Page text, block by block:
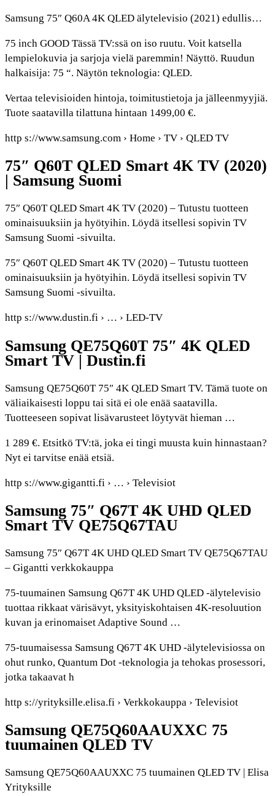
Samsung 75″ Q60A 4K QLED älytelevisio (2021) edullis…
75 inch GOOD Tässä TV:ssä on iso ruutu. Voit katsella
lempielokuvia ja sarjoja vielä paremmin! Näyttö. Ruudun
halkaisija: 75 “. Näytön teknologia: QLED.
Vertaa televisioiden hintoja, toimitustietoja ja jälleenmyyjiä.
Tuote saatavilla tilattuna hintaan 1499,00 €.
http s://www.samsung.com › Home › TV › QLED TV
75″ Q60T QLED Smart 4K TV (2020)
| Samsung Suomi
75″ Q60T QLED Smart 4K TV (2020) – Tutustu tuotteen
ominaisuuksiin ja hyötyihin. Löydä itsellesi sopivin TV
Samsung Suomi -sivuilta.
75″ Q60T QLED Smart 4K TV (2020) – Tutustu tuotteen
ominaisuuksiin ja hyötyihin. Löydä itsellesi sopivin TV
Samsung Suomi -sivuilta.
http s://www.dustin.fi › … › LED-TV
Samsung QE75Q60T 75″ 4K QLED
Smart TV | Dustin.fi
Samsung QE75Q60T 75″ 4K QLED Smart TV. Tämä tuote on
väliaikaisesti loppu tai sitä ei ole enää saatavilla.
Tuotteeseen sopivat lisävarusteet löytyvät hieman …
1 289 €. Etsitkö TV:tä, joka ei tingi muusta kuin hinnastaan?
Nyt ei tarvitse enää etsiä.
http s://www.gigantti.fi › … › Televisiot
Samsung 75″ Q67T 4K UHD QLED
Smart TV QE75Q67TAU
Samsung 75″ Q67T 4K UHD QLED Smart TV QE75Q67TAU
– Gigantti verkkokauppa
75-tuumainen Samsung Q67T 4K UHD QLED -älytelevisio
tuottaa rikkaat värisävyt, yksityiskohtaisen 4K-resoluution
kuvan ja erinomaiset Adaptive Sound …
75-tuumaisessa Samsung Q67T 4K UHD -älytelevisiossa on
ohut runko, Quantum Dot -teknologia ja tehokas prosessori,
jotka takaavat h
http s://yrityksille.elisa.fi › Verkkokauppa › Televisiot
Samsung QE75Q60AAUXXC 75
tuumainen QLED TV
Samsung QE75Q60AAUXXC 75 tuumainen QLED TV | Elisa
Yrityksille